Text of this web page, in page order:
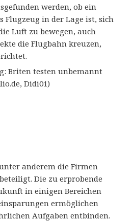
werden, ob ein
Flugzeug in der Lage ist, sich
Luft zu bewegen, auch
die Flugbahn kreuzen,
anderem die Firmen
Die zu erprobende
in einigen Bereichen
ermöglichen
Aufgaben entbinden.